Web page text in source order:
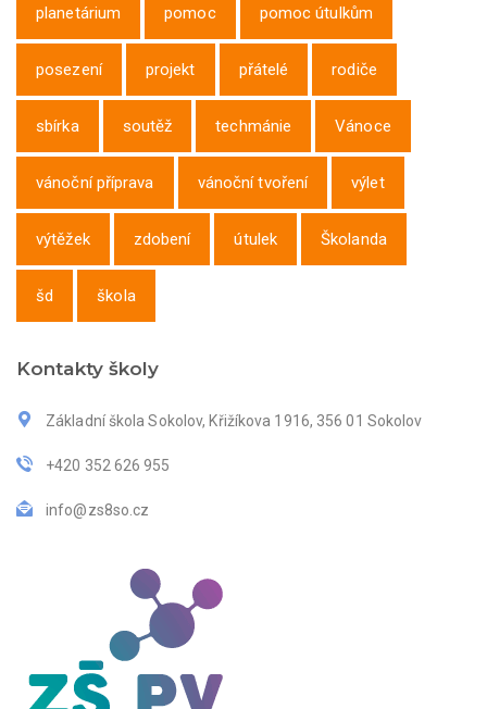
planetárium pomoc pomoc útulkům
posezení projekt přátelé rodiče
sbírka soutěž techmánie Vánoce
vánoční příprava vánoční tvoření výlet
výtěžek zdobení útulek Školanda
šd škola
Kontakty školy
Základní škola Sokolov, Křižíkova 1916, 356 01 Sokolov
+420 352 626 955
info@zs8so.cz